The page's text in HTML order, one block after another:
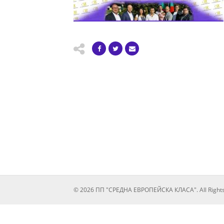
© 2026 ПП "СРЕДНА ЕВРОПЕЙСКА КЛАСА". All